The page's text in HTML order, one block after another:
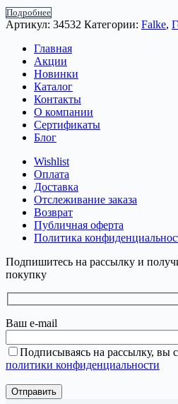
Подробнее
Артикул: 34532 Категории: Falke,
Главная
Акции
Новинки
Каталог
Контакты
О компании
Сертификаты
Блог
Wishlist
Оплата
Доставка
Отслеживание заказа
Возврат
Публичная оферта
Политика
Подпишитесь на рассылку и
покупку
Ваш e-mail
Подписываясь на рассылку, вы
политики конфиденциальности